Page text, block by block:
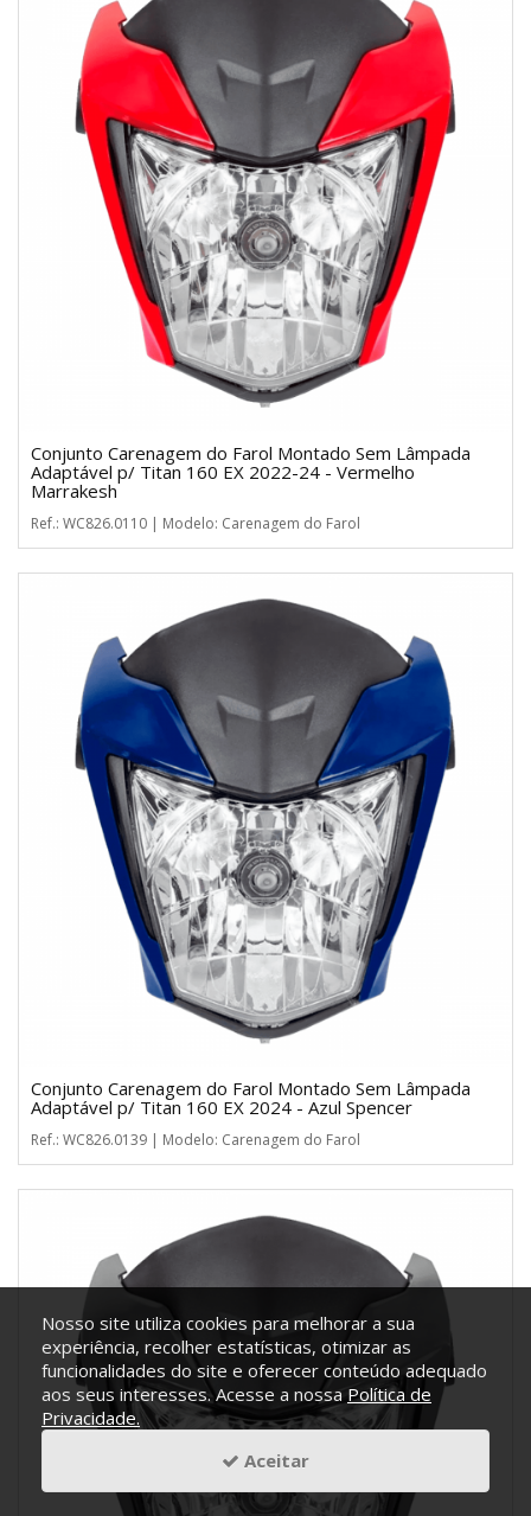
Conjunto Carenagem do Farol Montado Sem Lâmpada
Adaptável p/ Titan 160 EX 2022-24 - Vermelho
Marrakesh
Ref.: WC826.0110 | Modelo: Carenagem do Farol
Conjunto Carenagem do Farol Montado Sem Lâmpada
Adaptável p/ Titan 160 EX 2024 - Azul Spencer
Ref.: WC826.0139 | Modelo: Carenagem do Farol
Nosso site utiliza cookies para melhorar a sua
experiência, recolher estatísticas, otimizar as
funcionalidades do site e oferecer conteúdo adequado
aos seus interesses. Acesse a nossaPolítica de
Privacidade.
Aceitar